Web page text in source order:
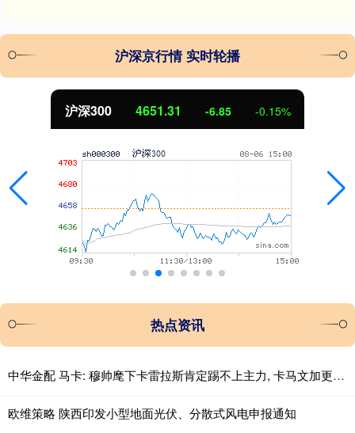
沪深京行情 实时轮播
北证50 1122.88 3.42
热点资讯
中华金配 马卡: 穆帅麾下卡雷拉斯肯定踢不上主力, 卡马文加更没戏
欧维策略 陕西印发小型地面光伏、分散式风电申报通知